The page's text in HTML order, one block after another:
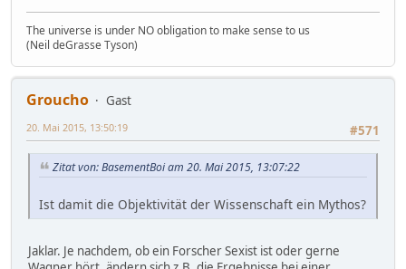
The universe is under NO obligation to make sense to us
(Neil deGrasse Tyson)
Groucho
Gast
#571
20. Mai 2015, 13:50:19
Zitat von: BasementBoi am 20. Mai 2015, 13:07:22
Ist damit die Objektivität der Wissenschaft ein Mythos?
Jaklar. Je nachdem, ob ein Forscher Sexist ist oder gerne